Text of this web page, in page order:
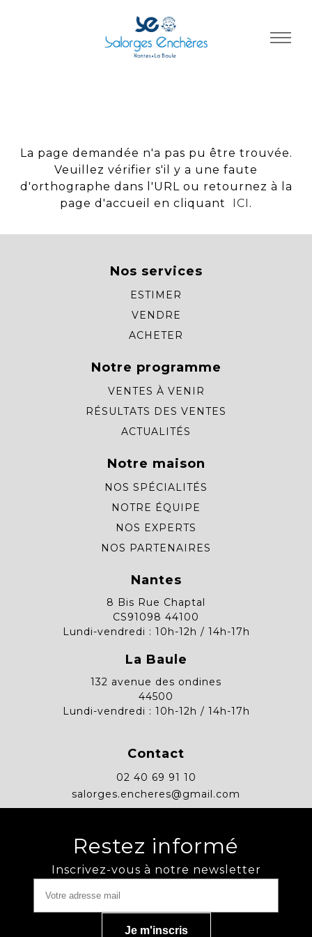
La page demandée n'a pas pu être trouvée.
Veuillez vérifier s'il y a une faute
d'orthographe dans l'URL ou retournez à la
page d'accueil en cliquant
ICI .
Nos services
ESTIMER
VENDRE
ACHETER
Notre programme
VENTES À VENIR
RÉSULTATS DES VENTES
ACTUALITÉS
Notre maison
NOS SPÉCIALITÉS
NOTRE ÉQUIPE
NOS EXPERTS
NOS PARTENAIRES
Nantes
8 Bis Rue Chaptal
CS91098 44100
Lundi-vendredi : 10h-12h / 14h-17h
La Baule
132 avenue des ondines
44500
Lundi-vendredi : 10h-12h / 14h-17h
Contact
02 40 69 91 10
salorges.encheres@gmail.com
Restez informé
Inscrivez-vous à notre newsletter